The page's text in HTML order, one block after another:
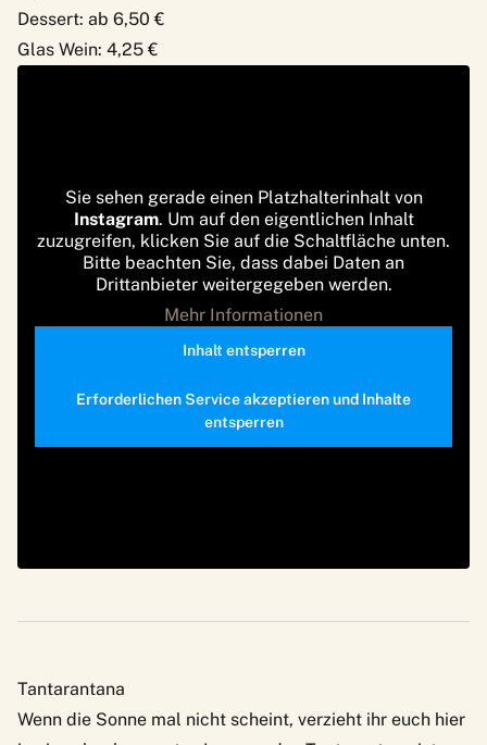
Dessert: ab 6,50 €
Glas Wein: 4,25 €
Sie sehen gerade einen Platzhalterinhalt von
Instagram. Um auf den eigentlichen Inhalt
zuzugreifen, klicken Sie auf die Schaltfläche unten.
Bitte beachten Sie, dass dabei Daten an
Drittanbieter weitergegeben werden.
Mehr Informationen
Inhalt entsperren
Erforderlichen Service akzeptieren und Inhalte
entsperren
Tantarantana
Wenn die Sonne mal nicht scheint, verzieht ihr euch hier